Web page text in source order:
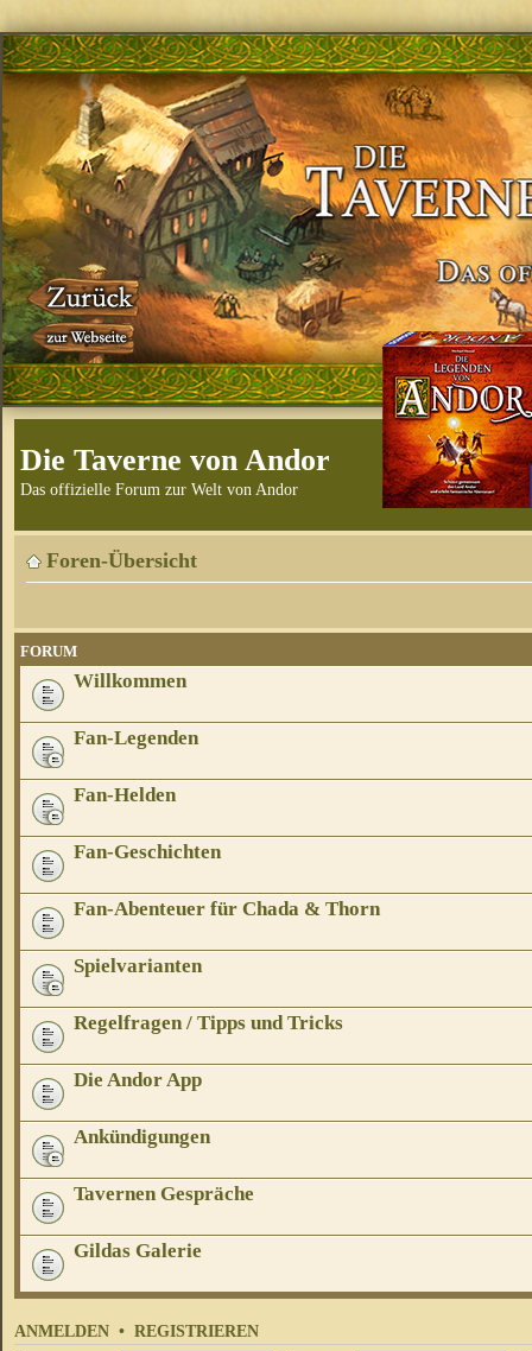
Die Taverne von Andor
Das offizielle Forum zur Welt von Andor
Foren-Übersicht
FORUM
Willkommen
Fan-Legenden
Fan-Helden
Fan-Geschichten
Fan-Abenteuer für Chada & Thorn
Spielvarianten
Regelfragen / Tipps und Tricks
Die Andor App
Ankündigungen
Tavernen Gespräche
Gildas Galerie
ANMELDEN • REGISTRIEREN